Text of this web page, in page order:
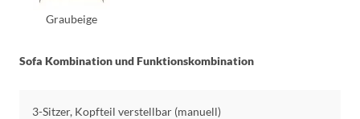
Graubeige
Sofa Kombination und Funktionskombination
3-Sitzer, Kopfteil verstellbar (manuell)